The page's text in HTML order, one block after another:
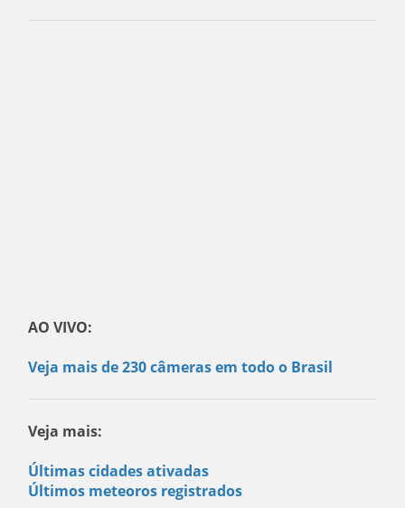
AO VIVO:
Veja mais de 230 câmeras em todo o Brasil
Veja mais:
Últimas cidades ativadas
Últimos meteoros registrados